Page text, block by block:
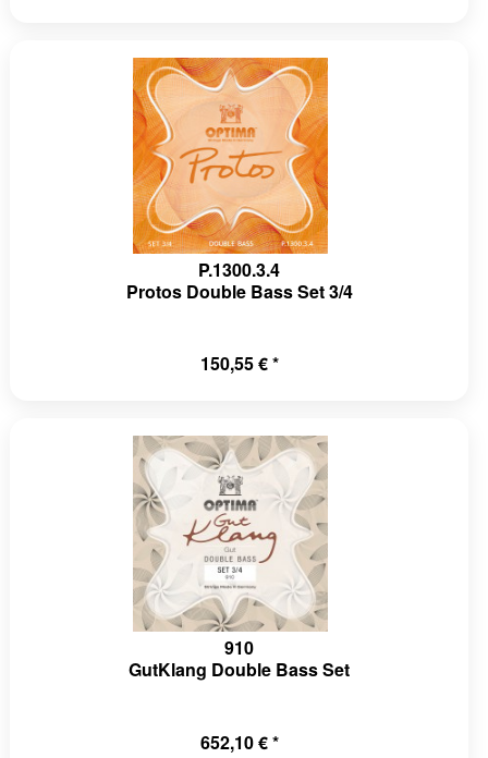
P.1300.3.4
Protos Double Bass Set 3/4
150,55 € *
910
GutKlang Double Bass Set
652,10 € *